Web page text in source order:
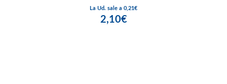
La Ud. sale a 0,21€
2,10€